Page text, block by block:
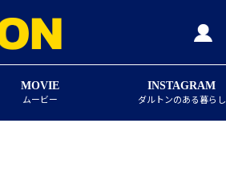
MOVIE
ムービー
INSTAGRAM
ダルトンのある暮らし